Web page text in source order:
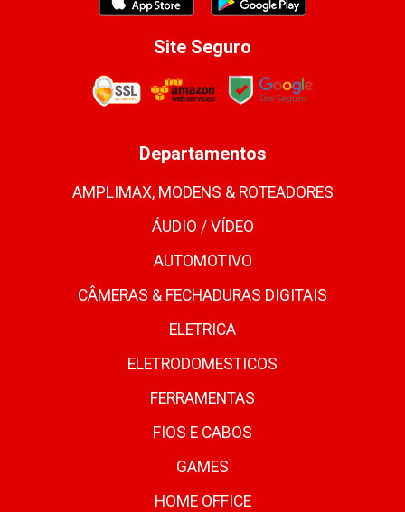
Site Seguro
Departamentos
AMPLIMAX, MODENS & ROTEADORES
ÁUDIO / VÍDEO
AUTOMOTIVO
CÂMERAS & FECHADURAS DIGITAIS
ELETRICA
ELETRODOMESTICOS
FERRAMENTAS
FIOS E CABOS
GAMES
HOME OFFICE